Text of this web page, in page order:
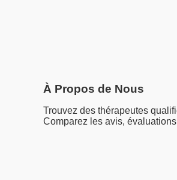
À Propos de Nous
Trouvez des thérapeutes
Comparez les avis,